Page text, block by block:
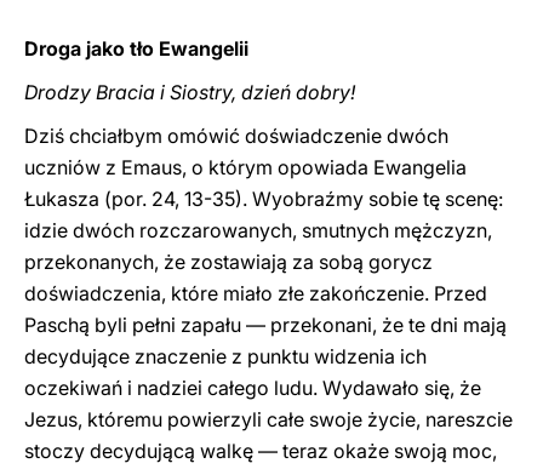
Droga jako tło Ewangelii
Drodzy Bracia i Siostry, dzień dobry!
Dziś chciałbym omówić doświadczenie dwóch
uczniów z Emaus, o którym opowiada Ewangelia
Łukasza (por. 24, 13-35). Wyobraźmy sobie tę scenę:
idzie dwóch rozczarowanych, smutnych mężczyzn,
przekonanych, że zostawiają za sobą gorycz
doświadczenia, które miało złe zakończenie. Przed
Paschą byli pełni zapału — przekonani, że te dni mają
decydujące znaczenie z punktu widzenia ich
oczekiwań i nadziei całego ludu. Wydawało się, że
Jezus, któremu powierzyli całe swoje życie, nareszcie
stoczy decydującą walkę — teraz okaże swoją moc,